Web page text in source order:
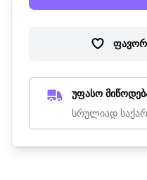
უფასო
სრულიად